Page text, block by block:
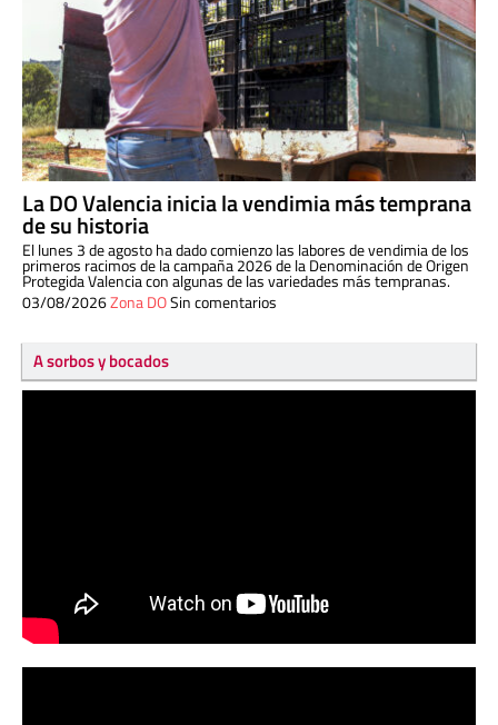
La DO Valencia inicia la vendimia más temprana
de su historia
El lunes 3 de agosto ha dado comienzo las labores de vendimia de los
primeros racimos de la campaña 2026 de la Denominación de Origen
Protegida Valencia con algunas de las variedades más tempranas.
03/08/2026Zona DOSin comentarios
A sorbos y bocados